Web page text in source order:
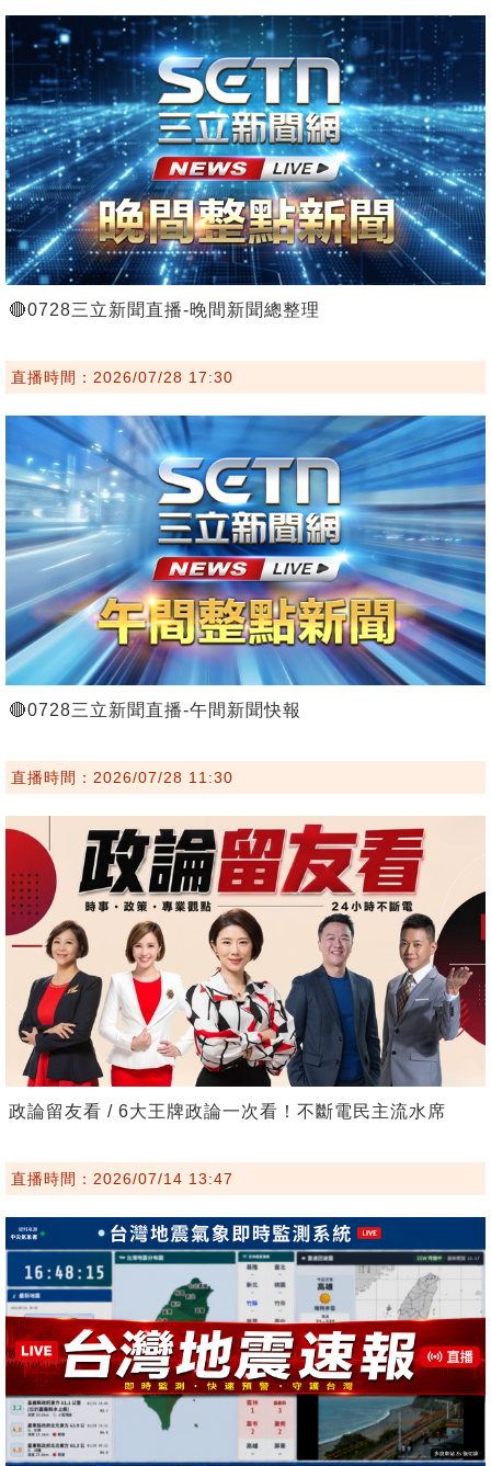
🔴0728三立新聞直播-晚間新聞總整理
直播時間：2026/07/28 17:30
🔴0728三立新聞直播-午間新聞快報
直播時間：2026/07/28 11:30
政論留友看 / 6大王牌政論一次看！不斷電民主流水席
直播時間：2026/07/14 13:47